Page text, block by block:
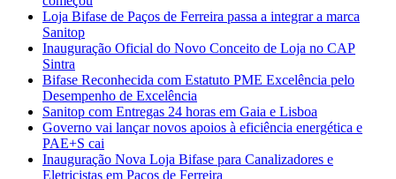
Loja Bifase de Paços de Ferreira passa a integrar a marca
Sanitop
Inauguração Oficial do Novo Conceito de Loja no CAP
Sintra
Bifase Reconhecida com Estatuto PME Excelência pelo
Desempenho de Excelência
Sanitop com Entregas 24 horas em Gaia e Lisboa
Governo vai lançar novos apoios à eficiência energética e
PAE+S cai
Inauguração Nova Loja Bifase para Canalizadores e
Eletricistas em Paços de Ferreira